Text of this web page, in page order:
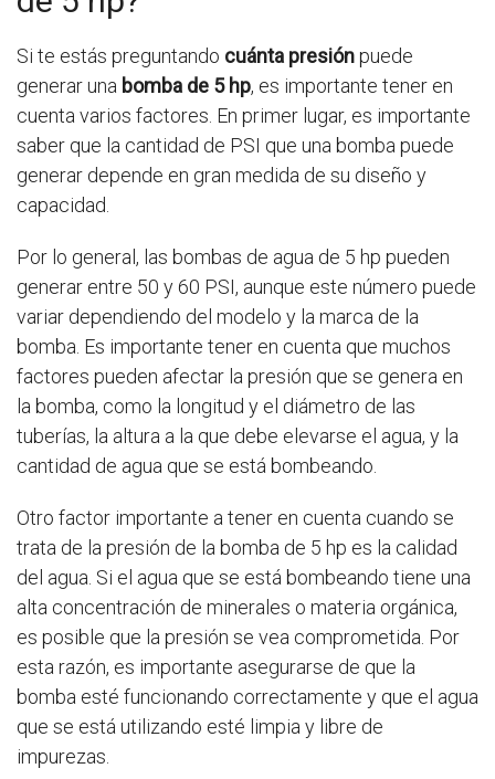
Si te estás preguntando cuánta presiónpuede
generar una bomba de 5 hp, es importante tener en
cuenta varios factores. En primer lugar, es importante
saber que la cantidad de PSI que una bomba puede
generar depende en gran medida de su diseño y
capacidad.
Por lo general, las bombas de agua de 5 hp pueden
generar entre 50 y 60 PSI, aunque este número puede
variar dependiendo del modelo y la marca de la
bomba. Es importante tener en cuenta que muchos
factores pueden afectar la presión que se genera en
la bomba, como la longitud y el diámetro de las
tuberías, la altura a la que debe elevarse el agua, y la
cantidad de agua que se está bombeando.
Otro factor importante a tener en cuenta cuando se
trata de la presión de la bomba de 5 hp es la calidad
del agua. Si el agua que se está bombeando tiene una
alta concentración de minerales o materia orgánica,
es posible que la presión se vea comprometida. Por
esta razón, es importante asegurarse de que la
bomba esté funcionando correctamente y que el agua
que se está utilizando esté limpia y libre de
impurezas.